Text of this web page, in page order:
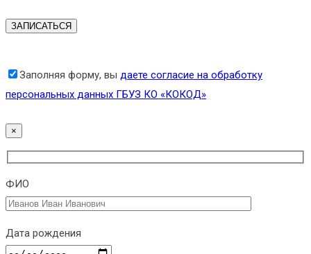
Заполняя форму, вы даете согласие на обработку
персональных данных ГБУЗ КО «КОКОД»
×
ФИО
Дата рождения